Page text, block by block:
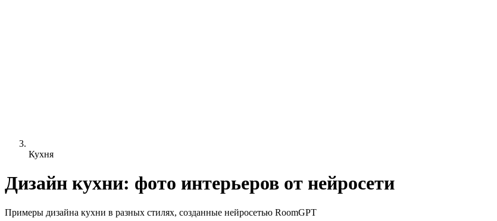
Кухня
Дизайн кухни: фото интерьеров от нейросети
Примеры дизайна кухни в разных стилях, созданные нейросетью RoomGPT